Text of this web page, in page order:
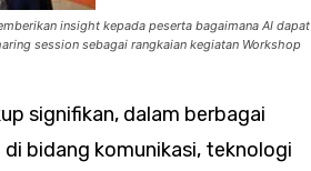
insight kepada peserta bagaimana AI dapat
session sebagai rangkaian kegiatan Workshop
signifikan, dalam berbagai
bidang komunikasi, teknologi